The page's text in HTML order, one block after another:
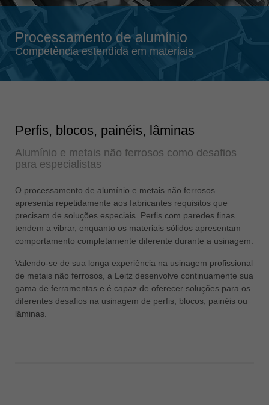
Singapore
english
Slovenija
slovenski
türkçe
english
Việt Nam
tiếng việt
中文
ประเทศไทย
ไทย
Processamento de alumínio
Competência estendida em materiais
Perfis, blocos, painéis, lâminas
Alumínio e metais não ferrosos como desafios
para especialistas
O processamento de alumínio e metais não ferrosos
apresenta repetidamente aos fabricantes requisitos que
precisam de soluções especiais. Perfis com paredes finas
tendem a vibrar, enquanto os materiais sólidos apresentam
comportamento completamente diferente durante a usinagem.
Valendo-se de sua longa experiência na usinagem profissional
de metais não ferrosos, a Leitz desenvolve continuamente sua
gama de ferramentas e é capaz de oferecer soluções para os
diferentes desafios na usinagem de perfis, blocos, painéis ou
lâminas.